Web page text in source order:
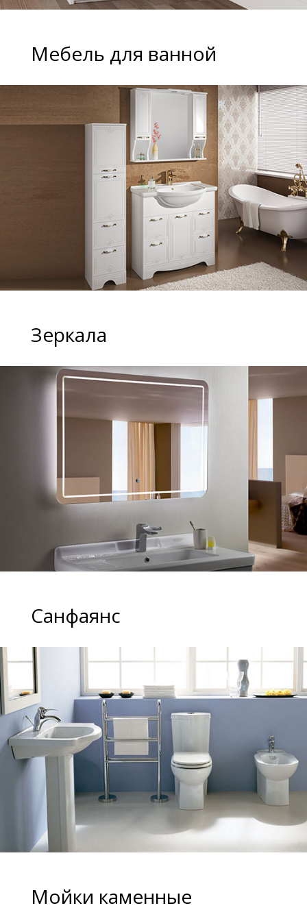
Мебель для ванной
Зеркала
Санфаянс
Мойки каменные